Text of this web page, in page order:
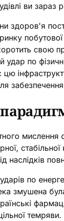
ви зараз
здоров'я
свою
удар по
мислення
наслідків
по
змушена